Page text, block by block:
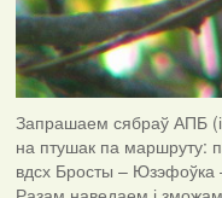
Запрашаем сябраў АПБ (і
на птушак па маршруту:
вдсх Бросты –